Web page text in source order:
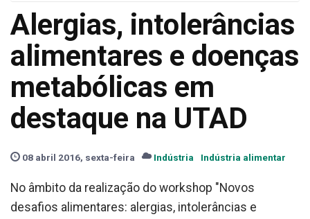
Alergias, intolerâncias
alimentares e doenças
metabólicas em
destaque na UTAD
08 abril 2016, sexta-feira Indústria Indústria alimentar
No âmbito da realização do workshop "Novos
desafios alimentares: alergias, intolerâncias e